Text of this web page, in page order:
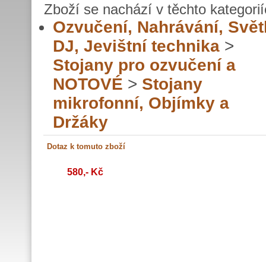
Zboží se nachází v těchto
Ozvučení, Nahrávání,
DJ, Jevištní technika >
Stojany pro ozvučení a
NOTOVÉ > Stojany
mikrofonní, Objímky a
Držáky
580,- Kč